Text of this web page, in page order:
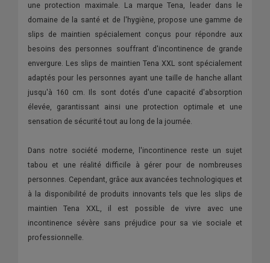
une protection maximale. La marque Tena, leader dans le
domaine de la santé et de l'hygiène, propose une gamme de
slips de maintien spécialement conçus pour répondre aux
besoins des personnes souffrant d'incontinence de grande
envergure. Les slips de maintien Tena XXL sont spécialement
adaptés pour les personnes ayant une taille de hanche allant
jusqu'à 160 cm. Ils sont dotés d'une capacité d'absorption
élevée, garantissant ainsi une protection optimale et une
sensation de sécurité tout au long de la journée.
Dans notre société moderne, l'incontinence reste un sujet
tabou et une réalité difficile à gérer pour de nombreuses
personnes. Cependant, grâce aux avancées technologiques et
à la disponibilité de produits innovants tels que les slips de
maintien Tena XXL, il est possible de vivre avec une
incontinence sévère sans préjudice pour sa vie sociale et
professionnelle.